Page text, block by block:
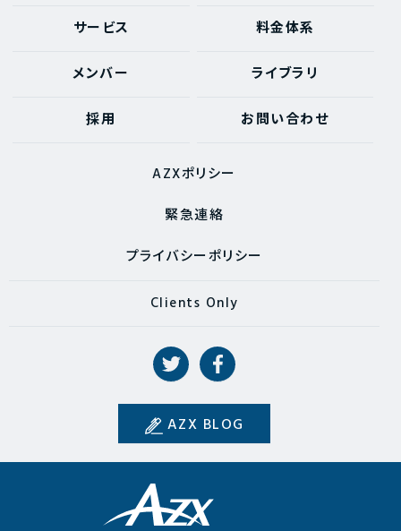
サービス 料金体系
メンバー ライブラリ
採用 お問い合わせ
AZXポリシー
緊急連絡
プライバシーポリシー
Clients Only
AZX BLOG